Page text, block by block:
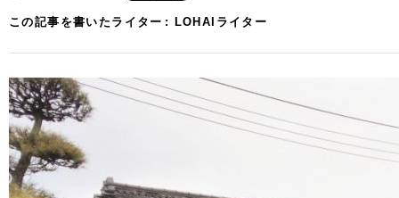
この記事を書いたライター LOHAIライター